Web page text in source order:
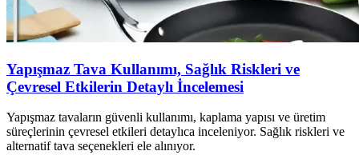
Yapışmaz Tava Kullanımı, Sağlık Riskleri ve
Çevresel Etkilerin Detaylı İncelemesi
Yapışmaz tavaların güvenli kullanımı, kaplama yapısı ve üretim
süreçlerinin çevresel etkileri detaylıca inceleniyor. Sağlık riskleri ve
alternatif tava seçenekleri ele alınıyor.